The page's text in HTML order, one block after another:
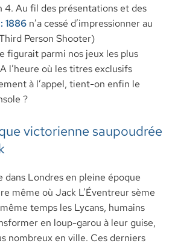
4. Au fil des présentations et des
1886 n’a cessé d’impressionner au
Person Shooter)
figurait parmi nos jeux les plus
l’heure où les titres exclusifs
à l’appel, tient-on enfin le
?
victorienne saupoudrée
dans Londres en pleine époque
même où Jack L’Éventreur sème
temps les Lycans, humains
en loup-garou à leur guise,
nombreux en ville. Ces derniers